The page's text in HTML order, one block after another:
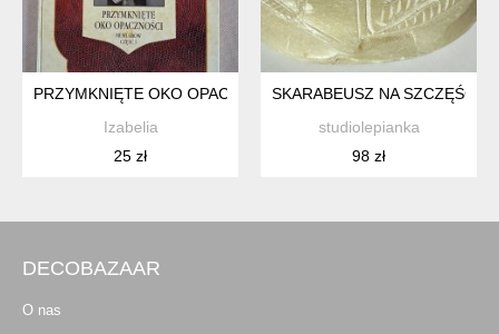
PRZYMKNIĘTE OKO OPACZNOŚCI
Izabelia
25 zł
SKARABEUSZ NA
studiolepianka
98 zł
DECOBAZAAR
O nas